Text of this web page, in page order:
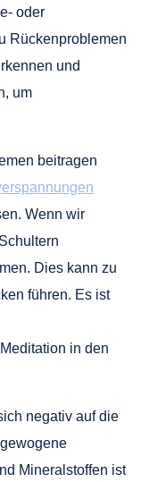
oder
Rückenproblemen
und
um
beitragen
Wenn wir
Dies kann zu
führen. Es ist
in den
negativ auf die
Mineralstoffen ist